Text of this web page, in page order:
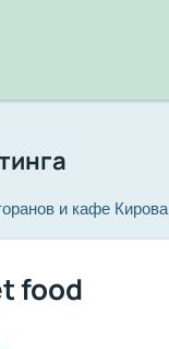
и кафе Кирова
food